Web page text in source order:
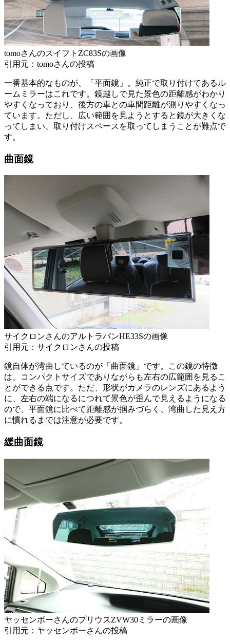
tomoさんのスイフトZC83Sの画像
引用元：tomoさんの投稿
一番基本的なものが、「平面鏡」。純正で取り付けてあるル
ームミラーはこれです。鏡越しで見た景色の距離感がわかり
やすくなっており、後方の車との車間距離が測りやすくなっ
ています。ただし、広い範囲を見ようとすると鏡が大きくな
ってしまい、取り付けスペースを取ってしまうことが難点で
す。
曲面鏡
サイクロンさんのアルトラパンHE33Sの画像
引用元：サイクロンさんの投稿
鏡自体が湾曲しているのが「曲面鏡」です。この鏡の特徴
は、コンパクトサイズでありながらも左右の広範囲を見るこ
とができる点です。ただ、形状がカメラのレンズにあるよう
に、左右の端になるにつれて景色が歪んで見えるようになる
ので、平面鏡に比べて距離感が掴みづらく、湾曲した見え方
に慣れるまでは注意が必要です。
緩曲面鏡
ヤッセンボーさんのプリウスZVW30ミラーの画像
引用元：ヤッセンボーさんの投稿